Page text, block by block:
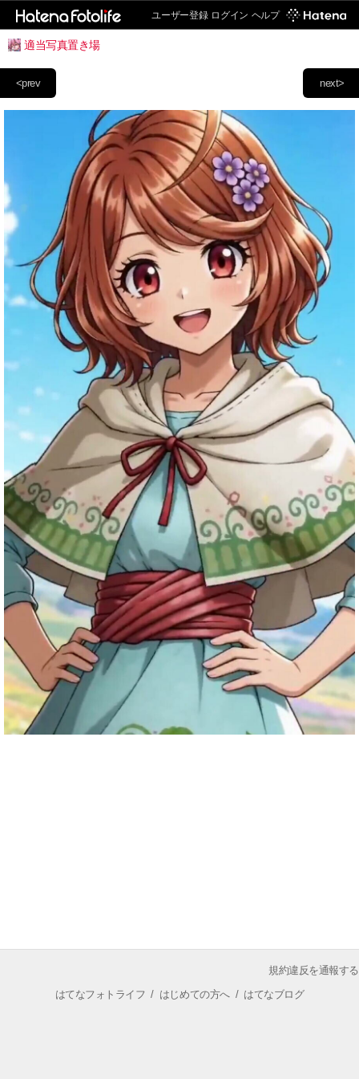
ユーザー登録 ログイン ヘルプ
適当写真置き場
next>
<prev
規約違反を通報する
はてなフォトライフ / はじめての方へ/ はてなブログ